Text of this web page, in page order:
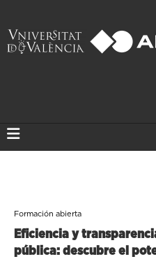
Formación abierta
Eficiencia y
pública: descubre el